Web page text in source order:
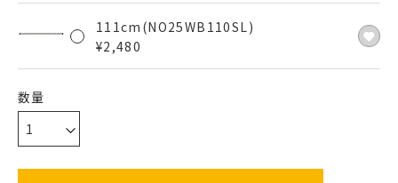
111cm(NO25WB110SL)
¥2,480